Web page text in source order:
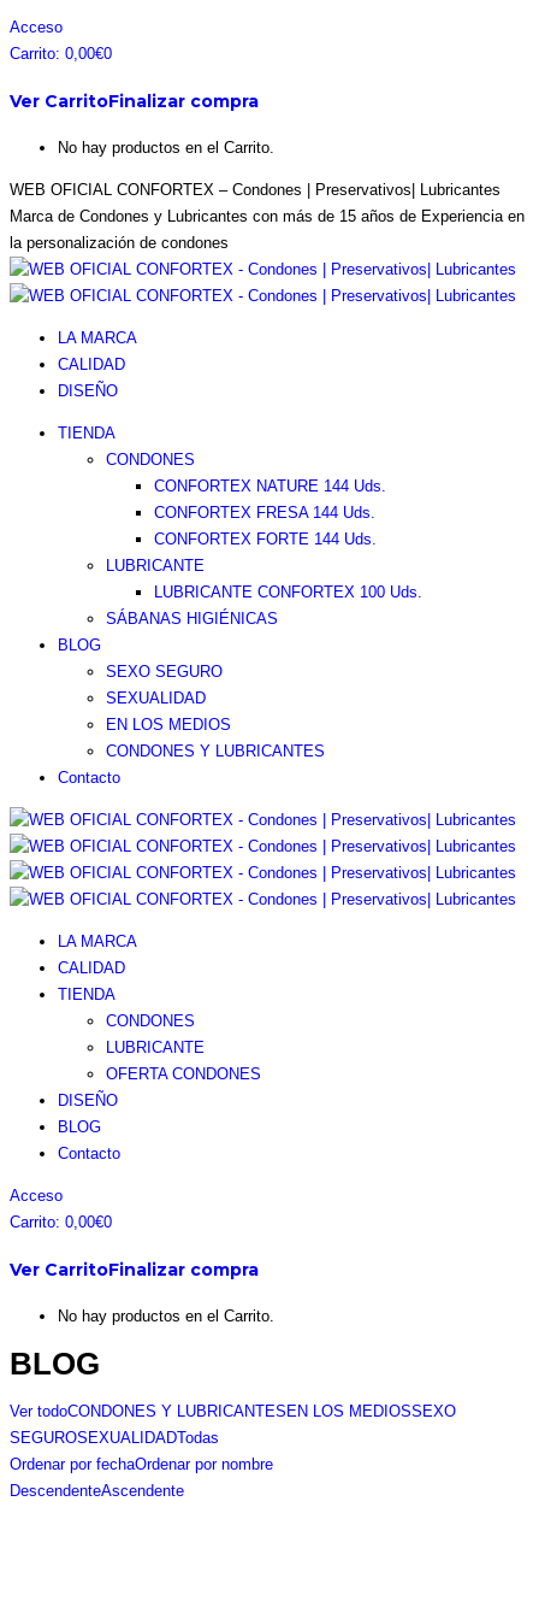
Acceso
Carrito: 0,00€0
Ver CarritoFinalizar compra
No hay productos en el Carrito.
WEB OFICIAL CONFORTEX – Condones | Preservativos| Lubricantes
Marca de Condones y Lubricantes con más de 15 años de Experiencia en
la personalización de condones
LA MARCA
CALIDAD
DISEÑO
TIENDA
CONDONES
CONFORTEX NATURE 144 Uds.
CONFORTEX FRESA 144 Uds.
CONFORTEX FORTE 144 Uds.
LUBRICANTE
LUBRICANTE CONFORTEX 100 Uds.
SÁBANAS HIGIÉNICAS
BLOG
SEXO SEGURO
SEXUALIDAD
EN LOS MEDIOS
CONDONES Y LUBRICANTES
Contacto
LA MARCA
CALIDAD
TIENDA
CONDONES
LUBRICANTE
OFERTA CONDONES
DISEÑO
BLOG
Contacto
Facebook
page
in
Instagram
page
in
Pinterest
page
in
Twitter
page
in
Acceso
Carrito: 0,00€0
Ver CarritoFinalizar compra
No hay productos en el Carrito.
BLOG
Ver todoCONDONES Y LUBRICANTESEN LOS MEDIOSSEXO
SEGUROSEXUALIDADTodas
Ordenar por fechaOrdenar por nombre
DescendenteAscendente